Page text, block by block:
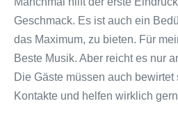
Geschmack. Es ist auch ein
das Maximum, zu bieten. Für
Beste Musik. Aber reicht es nur
Die Gäste müssen auch
Kontakte und helfen wirklich